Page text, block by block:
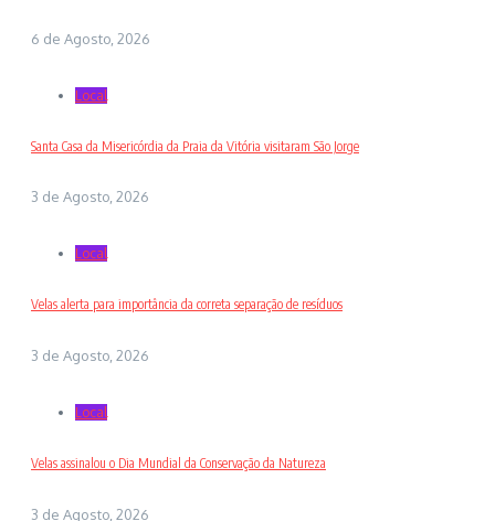
6 de Agosto, 2026
Local
Santa Casa da Misericórdia da Praia da Vitória visitaram São Jorge
3 de Agosto, 2026
Local
Velas alerta para importância da correta separação de resíduos
3 de Agosto, 2026
Local
Velas assinalou o Dia Mundial da Conservação da Natureza
3 de Agosto, 2026